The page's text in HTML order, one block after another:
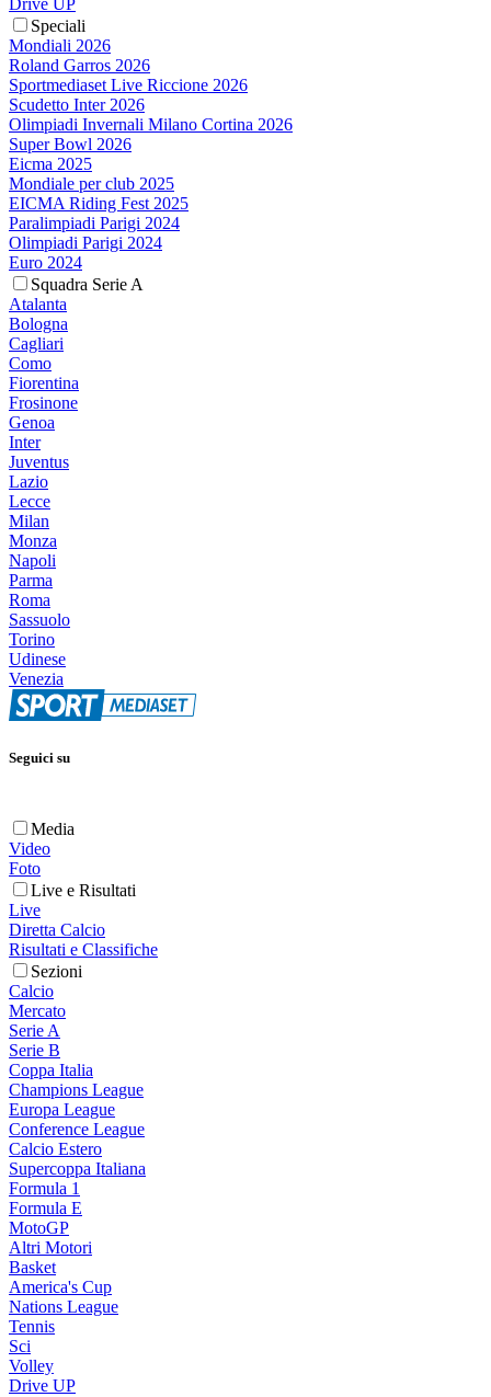
Drive UP
Speciali
Mondiali 2026
Roland Garros 2026
Sportmediaset Live Riccione 2026
Scudetto Inter 2026
Olimpiadi Invernali Milano Cortina 2026
Super Bowl 2026
Eicma 2025
Mondiale per club 2025
EICMA Riding Fest 2025
Paralimpiadi Parigi 2024
Olimpiadi Parigi 2024
Euro 2024
Squadra Serie A
Atalanta
Bologna
Cagliari
Como
Fiorentina
Frosinone
Genoa
Inter
Juventus
Lazio
Lecce
Milan
Monza
Napoli
Parma
Roma
Sassuolo
Torino
Udinese
Venezia
Seguici su
Media
Video
Foto
Live e Risultati
Live
Diretta Calcio
Risultati e Classifiche
Sezioni
Calcio
Mercato
Serie A
Serie B
Coppa Italia
Champions League
Europa League
Conference League
Calcio Estero
Supercoppa Italiana
Formula 1
Formula E
MotoGP
Altri Motori
Basket
America's Cup
Nations League
Tennis
Sci
Volley
Drive UP